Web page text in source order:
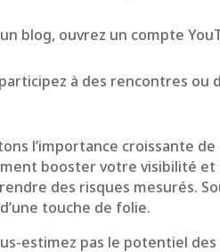
un blog, ouvrez un compte
à des rencontres ou
l’importance croissante
booster votre visibilité et
des risques mesurés.
touche de folie.
estimez pas le potentiel des